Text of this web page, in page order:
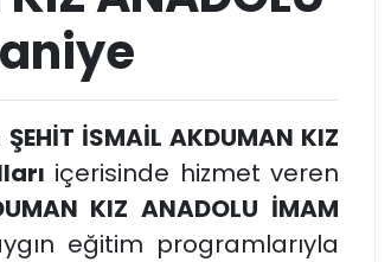
ŞEHİT İSMAİL AKDUMAN KIZ
içerisinde hizmet veren
KIZ ANADOLU İMAM
eğitim programlarıyla